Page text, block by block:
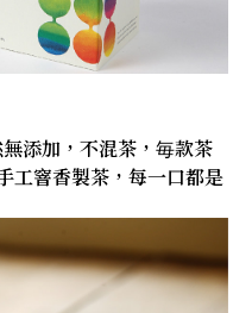
添加，不混茶，毎款茶
工窨香製茶，每一口都是